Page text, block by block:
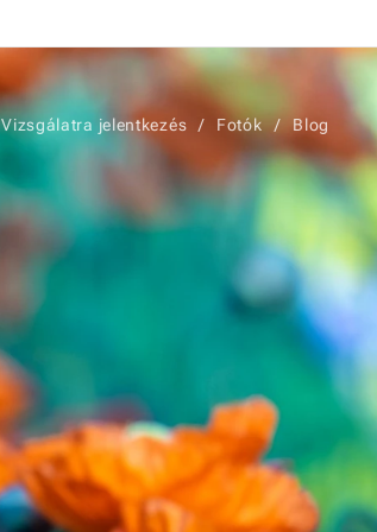
Vizsgálatra jelentkezés Fotók Blog